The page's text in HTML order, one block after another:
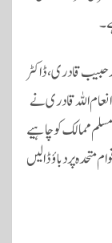
حبیب قادری، ڈاکٹر
اللہ قادری نے
ممالک کو چاہیے
پر دباؤ ڈالیں